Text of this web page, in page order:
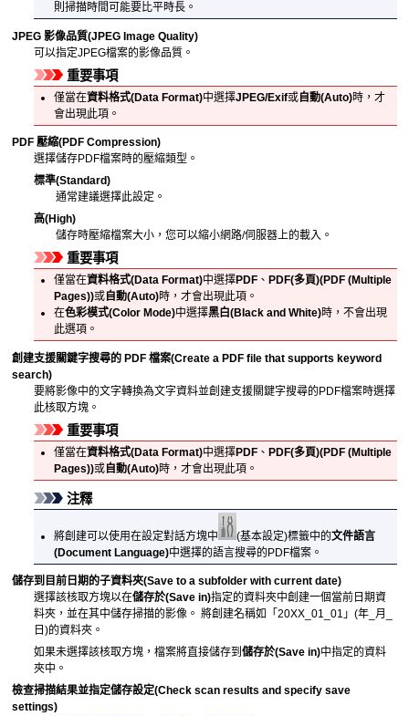
則掃描時間可能要比平時長。
JPEG 影像品質(JPEG Image Quality)
可以指定JPEG檔案的影像品質。
重要事項
僅當在資料格式(Data Format)中選擇JPEG/Exif或自動(Auto)時，才
會出現此項。
PDF 壓縮(PDF Compression)
選擇儲存PDF檔案時的壓縮類型。
標準(Standard)
通常建議選擇此設定。
高(High)
儲存時壓縮檔案大小，您可以縮小網路/伺服器上的載入。
重要事項
僅當在資料格式(Data Format)中選擇PDF 、 PDF(多頁)(PDF (Multiple
Pages))或 自動(Auto)時，才會出現此項。
在色彩模式(Color Mode)中選擇黑白(Black and White)時，不會出現
此選項。
創建支援關鍵字搜尋的 PDF 檔案(Create a PDF file that supports keyword
search)
要將影像中的文字轉換為文字資料並創建支援關鍵字搜尋的PDF檔案時選擇
此核取方塊。
重要事項
僅當在資料格式(Data Format)中選擇PDF 、 PDF(多頁)(PDF (Multiple
Pages))或 自動(Auto)時，才會出現此項。
注釋
將創建可以使用在設定對話方塊中 (基本設定)標籤中的文件語言
(Document Language)中選擇的語言搜尋的PDF檔案。
儲存到目前日期的子資料夾(Save to a subfolder with current date)
選擇該核取方塊以在儲存於(Save in)指定的資料夾中創建一個當前日期資
料夾，並在其中儲存掃描的影像。 將創建名稱如「20XX_01_01」(年_月_
日)的資料夾。
如果未選擇該核取方塊，檔案將直接儲存到儲存於(Save in)中指定的資料
夾中。
檢查掃描結果並指定儲存設定(Check scan results and specify save
settings)